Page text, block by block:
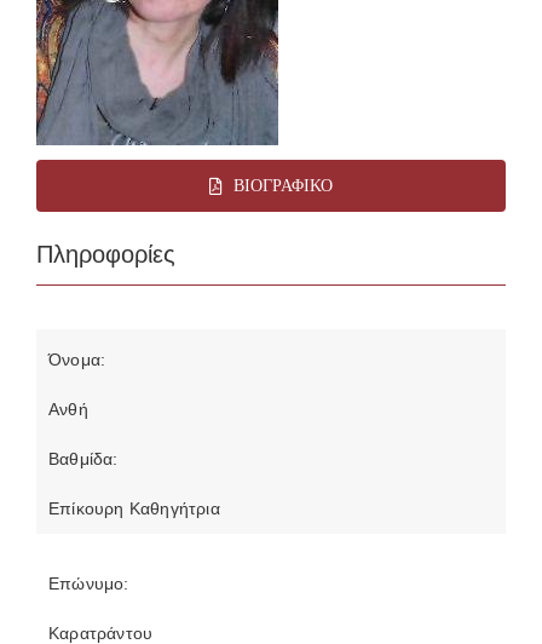
Login
ΒΙΟΓΡΑΦΙΚΌ
Πληροφορίες
Όνομα:
Ανθή
Βαθμίδα:
Επίκουρη Καθηγήτρια
Επώνυμο:
Καρατράντου